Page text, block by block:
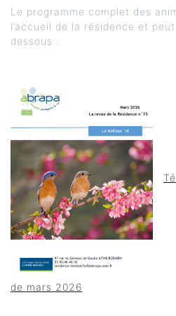
Le programme complet des
l’accueil de la résidence et
dessous :
de mars 2026